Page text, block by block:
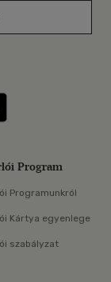
meg: Google
Program
Programunkról
Kártya egyenlege
szabályzat